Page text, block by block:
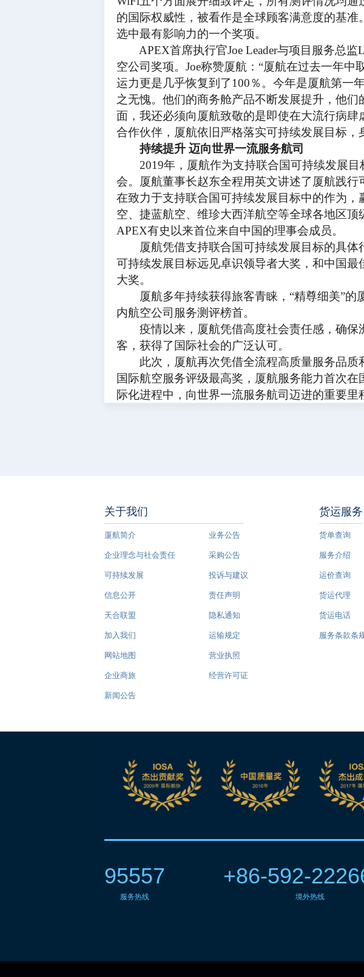
的国际权威性，被看作是全球顾客满意度的基
选中最有影响力的一个奖项。
APEX首席执行官Joe Leader与项目服务总监
空公司奖项。Joe称赞厦航：“厦航在过去一年
运力更是几乎恢复到了100％。今年是厦航第一
之无愧。他们的商务舱产品不断发展提升，他
面，我还必须向厦航致敬的是即使在大流行病
合作伙伴，厦航依旧严格落实可持续发展目标，
持续提升 迈向世界一流服务航司
2019年，厦航作为支持联合国可持续发展目
会。厦航董事长赵东全程用英文讲述了厦航践
在致力于支持联合国可持续发展目标中的作为
空、捷蓝航空、维珍大西洋航空等全球各地区
APEX有史以来首位来自中国的理事会成员。
厦航凭借支持联合国可持续发展目标的具体
可持续发展目标远见卓识领导者大奖，和中国
大奖。
厦航多年持续获得旅客青睐， “精尊细美”的
内航空公司服务测评榜首。
疫情以来，厦航凭借高度社会责任感，确保
客，获得了国际社会的广泛认可。
此次，厦航再次凭借全流程高质量服务品质
国际航空服务评级最高奖，厦航服务能力首次
际化进程中，向世界一流服务航司迈进的重要里
关于我们
厦航简介
企业理念与社会责任
可持续发展
信息公开
天合联盟
加入我们
网站地图
企业商旅
新闻公告
业务公告
采购公告
投诉与建议
责任声明
隐私通知
运输规定
营业执照
经营许可证
货运服务
货单查询
服务介绍
运价查询
货运代理
货运电话
服务条款条
95557
服务热线
+86-592-
境外热线